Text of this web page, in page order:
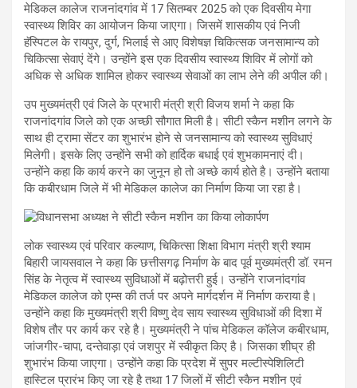
मेडिकल कालेज राजनांदगांव में 17 सितम्बर 2025 को एक दिवसीय मेगा
स्वास्थ्य शिविर का आयोजन किया जाएगा। जिसमें शासकीय एवं निजी
हॅस्पिटल के रायपुर, दुर्ग, भिलाई से आए विशेषज्ञ चिकित्सक जनसामान्य को
चिकित्सा सेवाएं देंगे। उन्होंने इस एक दिवसीय स्वास्थ्य शिविर में लोगों को
अधिक से अधिक शामिल होकर स्वास्थ्य सेवाओं का लाभ लेने की अपील की।
उप मुख्यमंत्री एवं जिले के प्रभारी मंत्री श्री विजय शर्मा ने कहा कि
राजनांदगांव जिले को एक अच्छी सौगात मिली है। सीटी स्कैन मशीन लगने के
साथ ही ट्रामा सेंटर का शुभारंभ होने से जनसामान्य को स्वास्थ्य सुविधाएं
मिलेगी। इसके लिए उन्होंने सभी को हार्दिक बधाई एवं शुभकामनाएं दी।
उन्होंने कहा कि कार्य करने का जुनून हो तो अच्छे कार्य होते है। उन्होंने बताया
कि कबीरधाम जिले में भी मेडिकल कालेज का निर्माण किया जा रहा है।
लोक स्वास्थ्य एवं परिवार कल्याण, चिकित्सा शिक्षा विभाग मंत्री श्री श्याम
बिहारी जायसवाल ने कहा कि छत्तीसगढ़ निर्माण के बाद पूर्व मुख्यमंत्री डॉ. रमन
सिंह के नेतृत्व में स्वास्थ्य सुविधाओं में बढ़ोत्तरी हुई। उन्होंने राजनांदगांव
मेडिकल कालेज को एम्स की तर्ज पर अपने मार्गदर्शन में निर्माण कराया है।
उन्होंने कहा कि मुख्यमंत्री श्री विष्णु देव साय स्वास्थ्य सुविधाओं की दिशा में
विशेष तौर पर कार्य कर रहे है। मुख्यमंत्री ने पांच मेडिकल कॉलेज कबीरधाम,
जांजगीर-चापा, दन्तेवाड़ा एवं जशपुर में स्वीकृत किए है। जिसका शीघ्र ही
शुभारंभ किया जाएगा। उन्होंने कहा कि प्रदेश में सुपर मल्टीस्पेशिलिटी
हास्टिल प्रारंभ किए जा रहे है तथा 17 जिलों में सीटी स्कैन मशीन एवं